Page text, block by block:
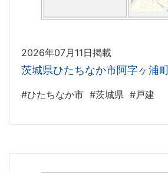
2026年07月11日掲載
茨城県ひたちなか市阿字ヶ浦
#ひたちなか市 #茨城県 #戸建